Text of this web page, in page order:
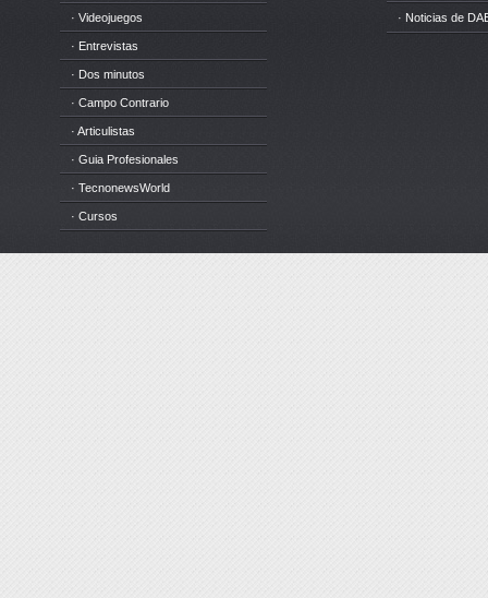
· Videojuegos
· Entrevistas
· Dos minutos
· Campo Contrario
· Articulistas
· Guia Profesionales
· TecnonewsWorld
· Cursos
· Noticias de